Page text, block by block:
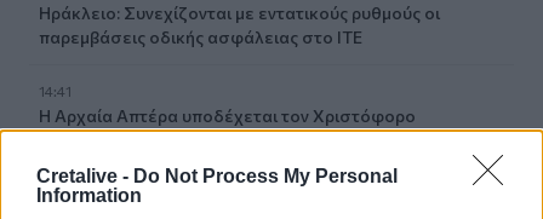
Cretalive - Do Not Process My Personal
Information
Ηράκλειο: Συνεχίζονται με εντατικούς ρυθμούς οι
παρεμβάσεις οδικής ασφάλειας στο ΙΤΕ
14:41
Η Αρχαία Απτέρα υποδέχεται τον Χριστόφορο
14:40